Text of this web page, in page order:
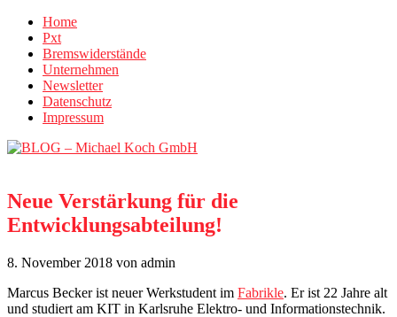
Home
Pxt
Bremswiderstände
Unternehmen
Newsletter
Datenschutz
Impressum
Neue Verstärkung für die
Entwicklungsabteilung!
8. November 2018 von admin
Marcus Becker ist neuer Werkstudent im Fabrikle. Er ist 22 Jahre alt
und studiert am KIT in Karlsruhe Elektro- und Informationstechnik.